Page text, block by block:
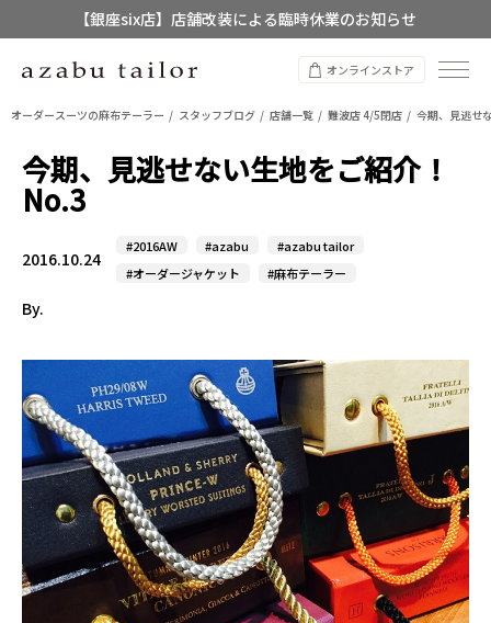
【店舗限定】レディースオーダースーツ
8/12~8/16 夏季休業のお知らせオンラインストア
オーダースーツの麻布テーラー スタッフブログ 店舗一覧 難波店 4/5閉店 今期、見逃せ
今期、見逃せない生地をご紹介！
No.3
2016.10.24
#2016AW #azabu
#azabu tailor
#オーダージャケット
#麻布テーラー
By.